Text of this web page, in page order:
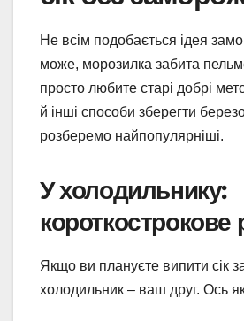
Не всім подобається ідея
може, морозилка забита
просто любите старі добрі
й інші способи зберегти
розберемо найпопулярніші.
У холодильнику:
короткострокове
Якщо ви плануєте випити сік за
холодильник – ваш друг. Ось